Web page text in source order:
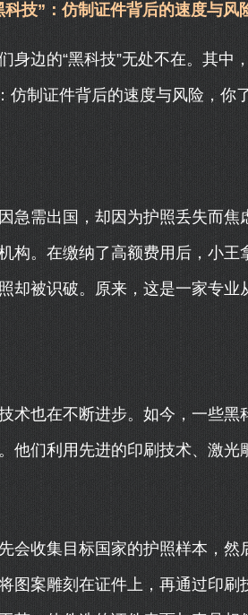
科技”：仿制证件背后的速度与风
身边的“黑科技”无处不在。其中
仿制证件背后的速度与风险，你
急需出国，却因为护照丢失而焦
构。在缴纳了高额费用后，小王
却被识破。原来，这是一家专业
术也在不断进步。如今，一些
他们利用先进的印刷技术、激
会收集目标国家的护照样本，
图案雕刻在证件上，再通过印刷